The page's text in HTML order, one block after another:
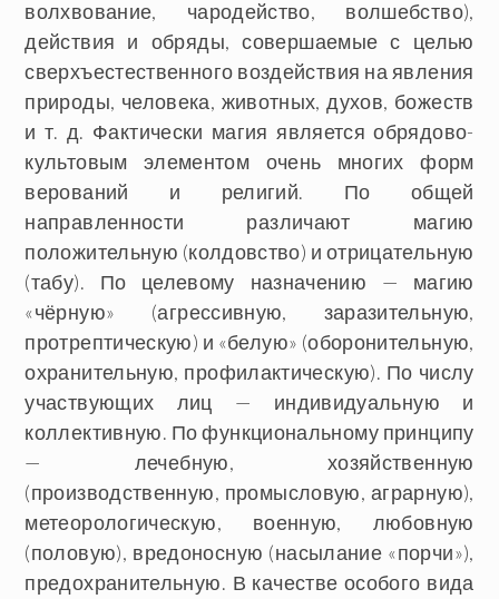
волхвование, чародейство, волшебство),
действия и обряды, совершаемые с целью
сверхъестественного воздействия на явления
природы, человека, животных, духов, божеств
и т. д. Фактически магия является обрядово-
культовым элементом очень многих форм
верований и религий. По общей
направленности различают магию
положительную (колдовство) и отрицательную
(табу). По целевому назначению — магию
«чёрную» (агрессивную, заразительную,
протрептическую) и «белую» (оборонительную,
охранительную, профилактическую). По числу
участвующих лиц — индивидуальную и
коллективную. По функциональному принципу
— лечебную, хозяйственную
(производственную, промысловую, аграрную),
метеорологическую, военную, любовную
(половую), вредоносную (насылание «порчи»),
предохранительную. В качестве особого вида